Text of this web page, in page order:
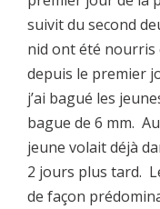
suivit du second
nid ont été nourris
depuis le premier
j’ai bagué les
bague de 6 mm.
jeune volait déjà
2 jours plus tard.
de façon